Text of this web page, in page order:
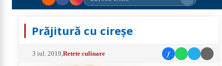
Prăjitură cu cireșe
3 iul. 2019 ,Retete culinare f